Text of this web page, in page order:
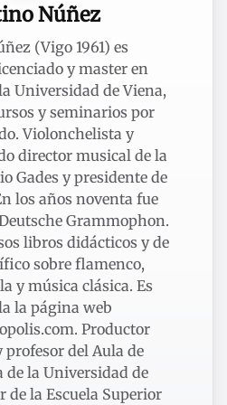
Núñez
(Vigo 1961) es
y master en
Universidad de Viena,
y seminarios por
Violonchelista y
director musical de la
Gades y presidente de
los años noventa fue
Grammophon.
libros didácticos y de
sobre flamenco,
y música clásica. Es
la página web
Productor
del Aula de
de la Universidad de
de la Escuela Superior